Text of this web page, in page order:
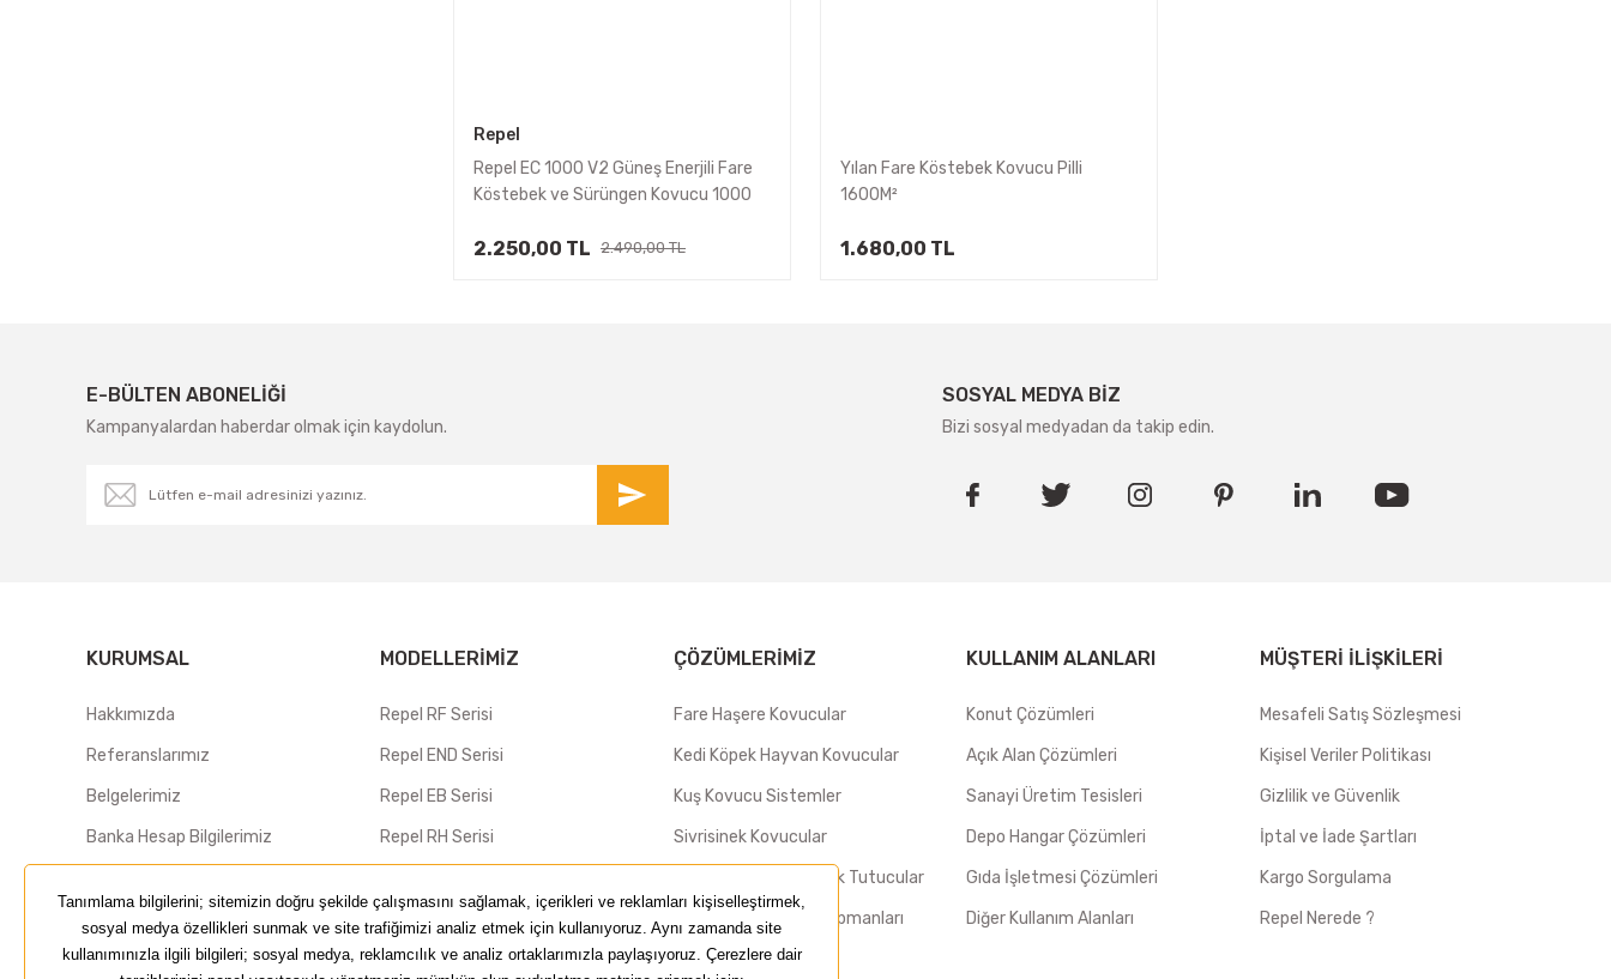
Repel
Repel EC 1000 V2 Güneş Enerjili Fare
Köstebek ve Sürüngen Kovucu 1000
2.250,00 TL 2.490,00 TL
Yılan Fare Köstebek Kovucu Pilli
1600M²
1.680,00 TL
E-BÜLTEN ABONELİĞİ
Kampanyalardan haberdar olmak için kaydolun.
SOSYAL MEDYA BİZ
Bizi sosyal medyadan da takip edin.
KURUMSAL
Hakkımızda
Referanslarımız
Belgelerimiz
Banka Hesap Bilgilerimiz
Bize Ulaşın
MODELLERIMIZ
Repel RF Serisi
Repel END Serisi
Repel EB Serisi
Repel RH Serisi
Repel PRO Serisi
ÇÖZÜMLERIMIZ
Fare Haşere Kovucular
Kedi Köpek Hayvan Kovucular
Kuş Kovucu Sistemler
Sivrisinek Kovucular
Yapışkan Levhalı Sinek Tutucular
Hayvan Yakalama Ekipmanları
KULLANIM ALANLARI
Konut Çözümleri
Açık Alan Çözümleri
Sanayi Üretim Tesisleri
Depo Hangar Çözümleri
Gıda İşletmesi Çözümleri
Diğer Kullanım Alanları
MÜŞTERI İLIŞKILERI
Mesafeli Satış Sözleşmesi
Kişisel Veriler Politikası
Gizlilik ve Güvenlik
İptal ve İade Şartları
Kargo Sorgulama
Repel Nerede ?